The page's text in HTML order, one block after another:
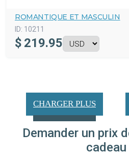
ROMANTIQUE ET MASCULIN
ID: 10211
$ 219.95
CHARGER PLUS
Demander un prix